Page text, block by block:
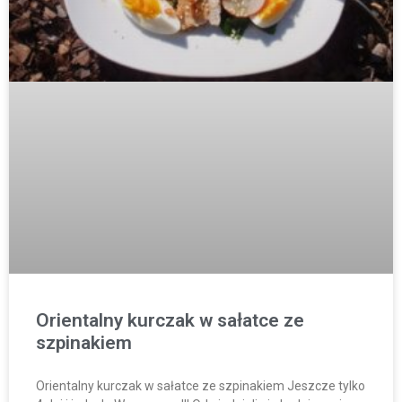
Orientalny kurczak w sałatce ze
szpinakiem
Orientalny kurczak w sałatce ze szpinakiem Jeszcze tylko